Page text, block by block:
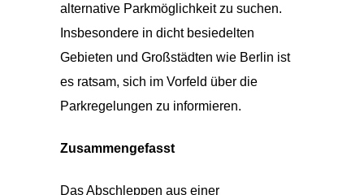
alternative Parkmöglichkeit zu suchen.
Insbesondere in dicht besiedelten
Gebieten und Großstädten wie Berlin ist
es ratsam, sich im Vorfeld über die
Parkregelungen zu informieren.
Zusammengefasst
Das Abschleppen aus einer